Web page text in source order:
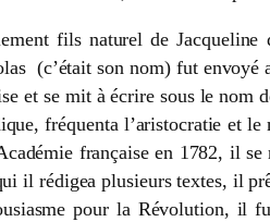
fils naturel de
(c’était son nom) fut
et se mit à écrire sous le nom
fréquenta l’aristocratie et
française en 1782, il
rédigea plusieurs textes, il
pour la Révolution, il